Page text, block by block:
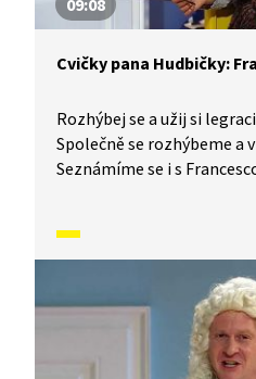
09:08
Cvičky pana Hudbičky:
Rozhýbej se a užij si
Společně se rozhýbeme a
Seznámíme se i s